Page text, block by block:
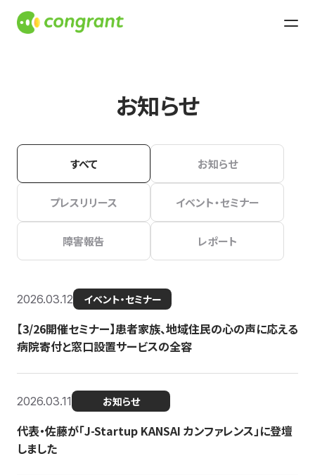
お知らせ
すべて お知らせ
プレスリリース イベント・セミナー
障害報告 レポート
2026.03.12 イベント・セミナー
【3/26開催セミナー】患者家族、地域住民の心の声に応える
病院寄付と窓口設置サービスの全容
2026.03.11 お知らせ
代表・佐藤が「J-Startup KANSAI カンファレンス」に登壇
しました